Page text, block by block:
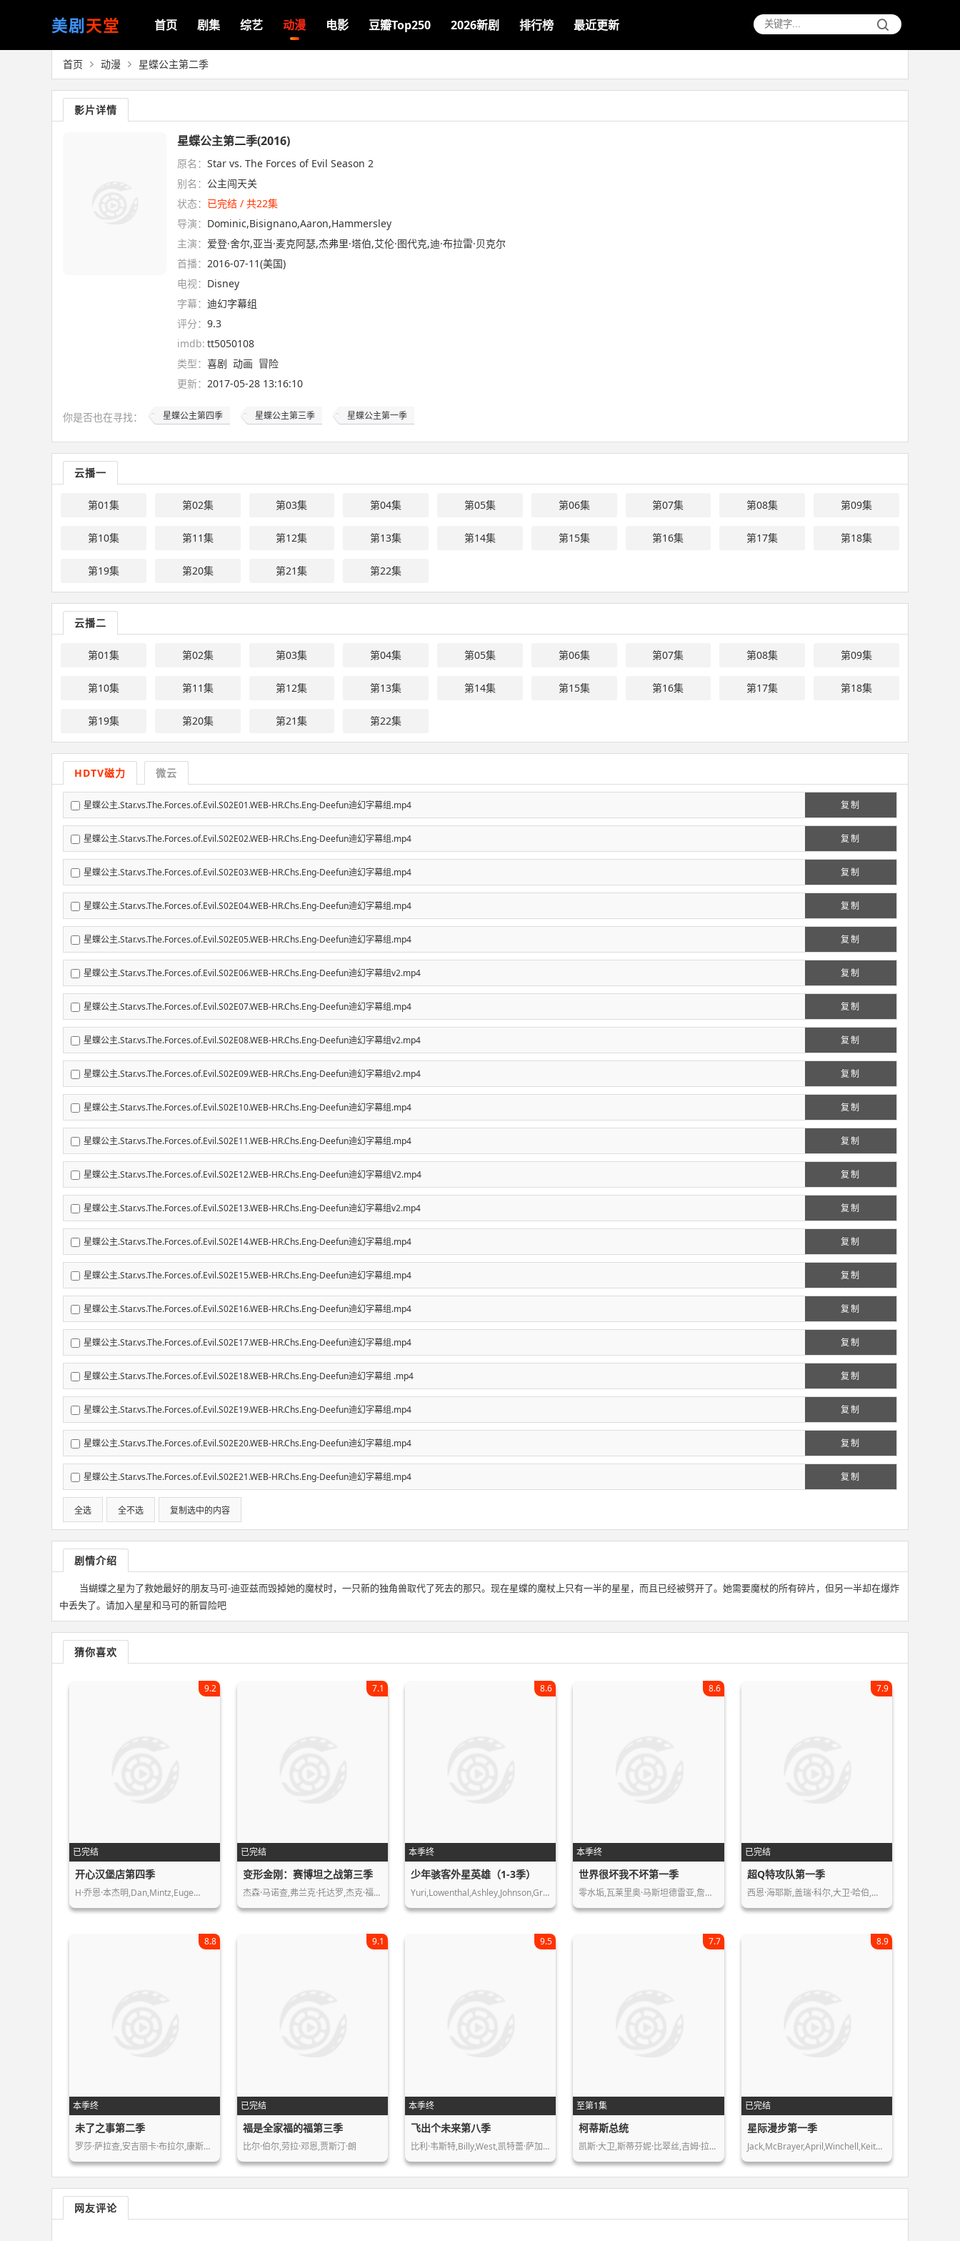
美剧天堂 首页 剧集 综艺 动漫 电影 豆瓣Top250 2026新剧 排行榜 最近更新
首页 动漫 星蝶公主第二季
影片详情
星蝶公主第二季(2016)
原名： Star vs. The Forces of Evil Season 2
别名： 公主闯天关
状态： 已完结 / 共22集
导演： Dominic,Bisignano,Aaron,Hammersley
主演： 爱登·舍尔,亚当·麦克阿瑟,杰弗里·塔伯,艾伦·图代克,迪·布拉雷·贝克尔
首播： 2016-07-11(美国)
电视： Disney
字幕： 迪幻字幕组
评分： 9.3
imdb: tt5050108
类型： 喜剧 动画 冒险
更新： 2017-05-28 13:16:10
你是否也在寻找： 星蝶公主第四季 星蝶公主第三季 星蝶公主第一季
云播一
第01集 第02集 第03集 第04集 第05集 第06集 第07集 第08集 第09集
第10集 第11集 第12集 第13集 第14集 第15集 第16集 第17集 第18集
第19集 第20集 第21集 第22集
云播二
第01集 第02集 第03集 第04集 第05集 第06集 第07集 第08集 第09集
第10集 第11集 第12集 第13集 第14集 第15集 第16集 第17集 第18集
第19集 第20集 第21集 第22集
HDTV磁力 微云
复制
星蝶公主.Star.vs.The.Forces.of.Evil.S02E01.WEB-HR.Chs.Eng-Deefun迪幻字幕组.mp4
复制
星蝶公主.Star.vs.The.Forces.of.Evil.S02E02.WEB-HR.Chs.Eng-Deefun迪幻字幕组.mp4
复制
星蝶公主.Star.vs.The.Forces.of.Evil.S02E03.WEB-HR.Chs.Eng-Deefun迪幻字幕组.mp4
复制
星蝶公主.Star.vs.The.Forces.of.Evil.S02E04.WEB-HR.Chs.Eng-Deefun迪幻字幕组.mp4
复制
星蝶公主.Star.vs.The.Forces.of.Evil.S02E05.WEB-HR.Chs.Eng-Deefun迪幻字幕组.mp4
复制
星蝶公主.Star.vs.The.Forces.of.Evil.S02E06.WEB-HR.Chs.Eng-Deefun迪幻字幕组v2.mp4
复制
星蝶公主.Star.vs.The.Forces.of.Evil.S02E07.WEB-HR.Chs.Eng-Deefun迪幻字幕组.mp4
复制
星蝶公主.Star.vs.The.Forces.of.Evil.S02E08.WEB-HR.Chs.Eng-Deefun迪幻字幕组v2.mp4
复制
星蝶公主.Star.vs.The.Forces.of.Evil.S02E09.WEB-HR.Chs.Eng-Deefun迪幻字幕组v2.mp4
复制
星蝶公主.Star.vs.The.Forces.of.Evil.S02E10.WEB-HR.Chs.Eng-Deefun迪幻字幕组.mp4
复制
星蝶公主.Star.vs.The.Forces.of.Evil.S02E11.WEB-HR.Chs.Eng-Deefun迪幻字幕组.mp4
复制
星蝶公主.Star.vs.The.Forces.of.Evil.S02E12.WEB-HR.Chs.Eng-Deefun迪幻字幕组V2.mp4
复制
星蝶公主.Star.vs.The.Forces.of.Evil.S02E13.WEB-HR.Chs.Eng-Deefun迪幻字幕组v2.mp4
复制
星蝶公主.Star.vs.The.Forces.of.Evil.S02E14.WEB-HR.Chs.Eng-Deefun迪幻字幕组.mp4
复制
星蝶公主.Star.vs.The.Forces.of.Evil.S02E15.WEB-HR.Chs.Eng-Deefun迪幻字幕组.mp4
复制
星蝶公主.Star.vs.The.Forces.of.Evil.S02E16.WEB-HR.Chs.Eng-Deefun迪幻字幕组.mp4
复制
星蝶公主.Star.vs.The.Forces.of.Evil.S02E17.WEB-HR.Chs.Eng-Deefun迪幻字幕组.mp4
复制
星蝶公主.Star.vs.The.Forces.of.Evil.S02E18.WEB-HR.Chs.Eng-Deefun迪幻字幕组 .mp4
复制
星蝶公主.Star.vs.The.Forces.of.Evil.S02E19.WEB-HR.Chs.Eng-Deefun迪幻字幕组.mp4
复制
星蝶公主.Star.vs.The.Forces.of.Evil.S02E20.WEB-HR.Chs.Eng-Deefun迪幻字幕组.mp4
复制
星蝶公主.Star.vs.The.Forces.of.Evil.S02E21.WEB-HR.Chs.Eng-Deefun迪幻字幕组.mp4
全选 全不选 复制选中的内容
剧情介绍
当蝴蝶之星为了救她最好的朋友马可-迪亚兹而毁掉她的魔杖时，一只新的独角兽取代了死去的那只。现在星蝶的魔杖上只有一半的星星，而且已经被劈开了。她需要魔杖的所有碎片，但另一半却在爆炸
中丢失了。请加入星星和马可的新冒险吧
猜你喜欢
已完结
9.2
开心汉堡店第四季
H·乔恩·本杰明,Dan,Mintz,Euge…
已完结
7.1
变形金刚：赛博坦之战第三季
杰森·马诺查,弗兰克·托达罗,杰克·福…
本季终
8.6
少年骇客外星英雄（1-3季）
Yuri,Lowenthal,Ashley,Johnson,Greg,C…
本季终
8.6
世界很坏我不坏第一季
零水垢,瓦莱里奥·马斯坦德雷亚,詹姆斯…
已完结
7.9
超Q特攻队第一季
西恩·海耶斯,盖瑞·科尔,大卫·哈伯,…
本季终
8.8
未了之事第二季
罗莎·萨拉查,安吉丽卡·布拉尔,康斯坦…
已完结
9.1
福是全家福的福第三季
比尔·伯尔,劳拉·邓恩,贾斯汀·朗
本季终
9.5
飞出个未来第八季
比利·韦斯特,Billy,West,凯特蕾·萨加…
至第1集
7.7
柯蒂斯总统
凯斯·大卫,斯蒂芬妮·比翠丝,吉姆·拉…
已完结
8.9
星际漫步第一季
Jack,McBrayer,April,Winchell,Keith,F…
网友评论